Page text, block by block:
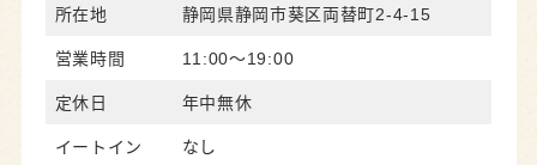
所在地 静岡県静岡市葵区両替町2-4-15
営業時間 11:00～19:00
定休日 年中無休
イートイン なし